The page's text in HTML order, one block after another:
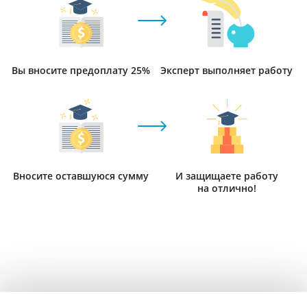
Вы вносите предоплату 25% Эксперт выполняет работу
Вносите оставшуюся сумму
И защищаете работу
на отлично!